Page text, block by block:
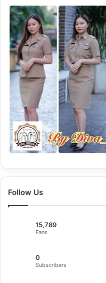
Follow Us
15,789
Fans
0
Subscribers